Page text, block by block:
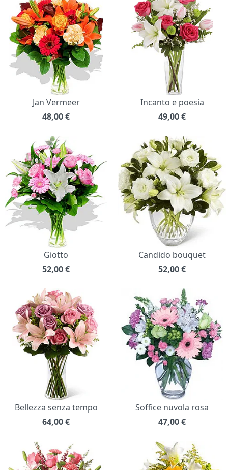
Jan Vermeer
48,00€
Incanto e poesia
49,00€
Giotto
52,00€
Candido bouquet
52,00€
Bellezza senza tempo
64,00€
Soffice nuvola rosa
47,00€